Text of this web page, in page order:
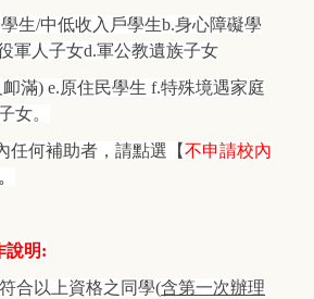
生/中低收入戶學生b.身心障礙學
軍人子女d.軍公教遺族子女
滿) e.原住民學生 f.特殊境遇家庭
女。
任何補助者，請點選【不申請校內
說明:
合以上資格之同學(含第一次辦理